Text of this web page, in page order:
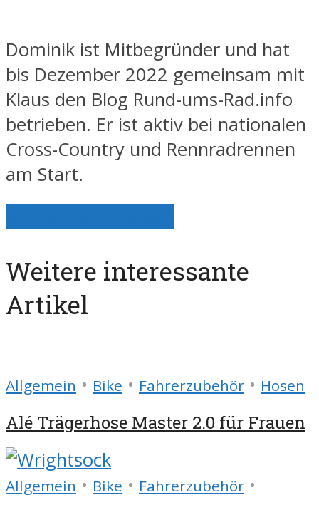
Dominik ist Mitbegründer und hat
bis Dezember 2022 gemeinsam mit
Klaus den Blog Rund-ums-Rad.info
betrieben. Er ist aktiv bei nationalen
Cross-Country und Rennradrennen
am Start.
Weitere interessante
Artikel
Allgemein • Bike • Fahrerzubehör • Hosen
Alé Trägerhose Master 2.0 für Frauen
Allgemein • Bike • Fahrerzubehör •